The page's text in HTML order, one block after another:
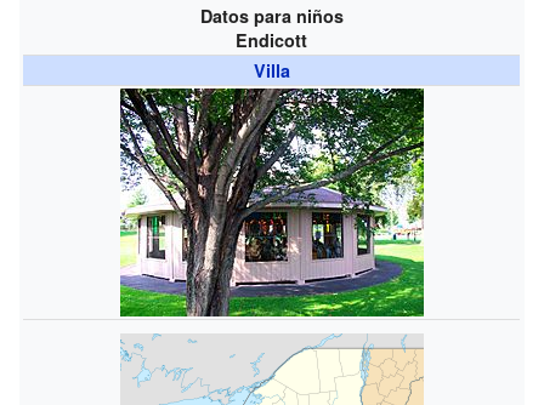
Datos para niños
Endicott
Villa